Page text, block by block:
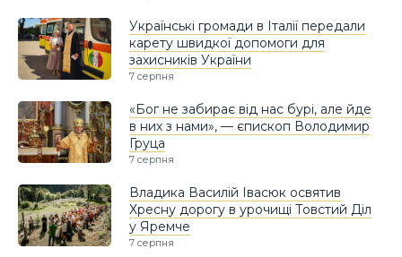
Українські громади в Італії передали
карету швидкої допомоги для
захисників України
7 серпня
«Бог не забирає від нас бурі, але йде
в них з нами», — єпископ Володимир
Груца
7 серпня
Владика Василій Івасюк освятив
Хресну дорогу в урочищі Товстий Діл
у Яремче
7 серпня